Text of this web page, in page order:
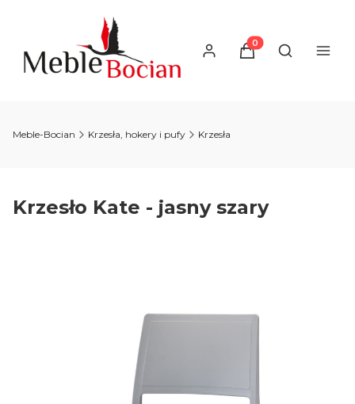
Produkty w
Otwórz
Meble-Bocian Krzesła, hokery i pufy Krzesła
Krzesło Kate - jasny szary